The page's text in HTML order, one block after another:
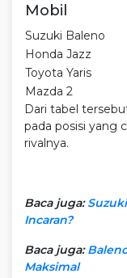
Mobil
Suzuki Baleno
Honda Jazz
Toyota Yaris
Mazda 2
Dari tabel
pada posisi yang
rivalnya.
Baca juga:
Incaran?
Baca juga:
Maksimal